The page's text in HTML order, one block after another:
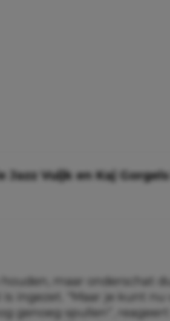
Jazz Vuijk en Kaj
maar onderschat
ingezet. “Maar je kunt nu
genoeg spullen”, reageert